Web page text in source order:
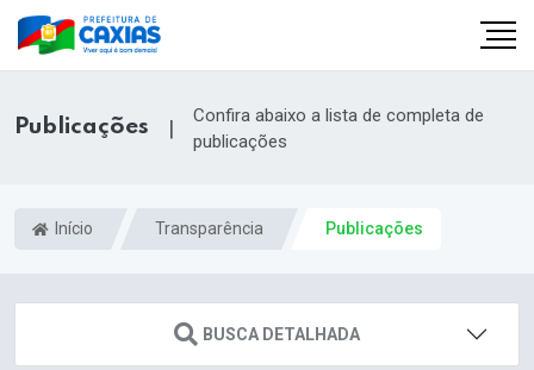
Publicações |
Confira abaixo a lista de completa de
publicações
Início Transparência Publicações
BUSCA DETALHADA